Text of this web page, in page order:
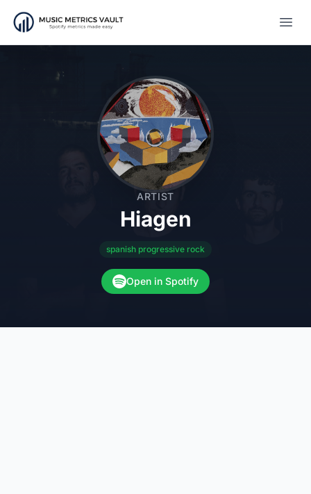
ARTIST
Hiagen
spanish progressive rock
Open in Spotify